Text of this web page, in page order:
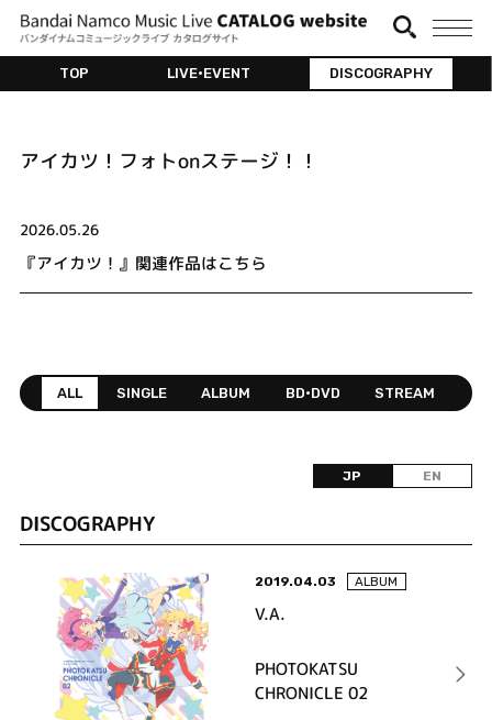
TOP LIVE•EVENT DISCOGRAPHY
アイカツ！フォトonステージ！！
2026.05.26
『アイカツ！』関連作品はこちら
ALL SINGLE ALBUM BD•DVD STREAM
JP EN
DISCOGRAPHY
2019.04.03 ALBUM
V.A.
PHOTOKATSU
CHRONICLE 02